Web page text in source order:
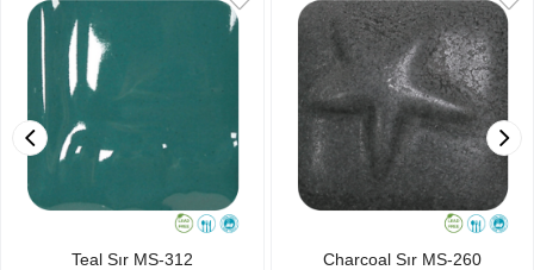
Teal Sır MS-312 Charcoal Sır MS-260